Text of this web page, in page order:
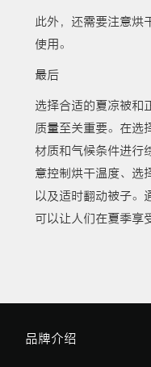
此外，还需要注意烘
使用。
最后
选择合适的夏凉被和
质量至关重要。在选
材质和气候条件进行
意控制烘干温度、选
以及适时翻动被子。
可以让人们在夏季享
品牌介绍